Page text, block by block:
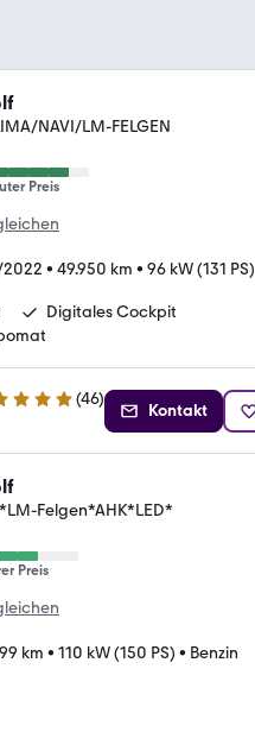
NAVI/LM-FELGEN
Preis
2022 • 49.950 km • 96 kW (131 PS)
Digitales Cockpit
(46)
Kontakt
*LM-Felgen*AHK*LED*
Preis
km • 110 kW (150 PS) • Benzin